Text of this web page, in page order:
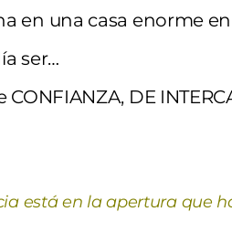
en una casa enorme
ser…
DE
está en la apertura que